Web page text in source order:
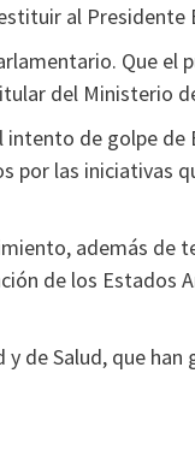
al Presidente
Que el
del Ministerio
intento de golpe
por las iniciativas
además de
de los Estados
de Salud, que